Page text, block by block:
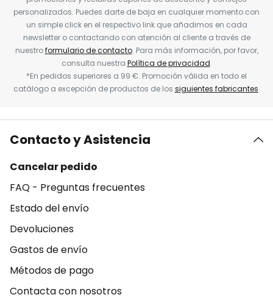
personalizados. Puedes darte de baja en cualquier momento con
un simple click en el respectivo link que añadimos en cada
newsletter o contactando con atención al cliente a través de
nuestroformulario de contacto. Para más información, por favor,
consulta nuestra Política de privacidad.
*En pedidos superiores a 99 €. Promoción válida en todo el
catálogo a excepción de productos de los siguientes fabricantes.
Contacto y Asistencia
Cancelar pedido
FAQ - Preguntas frecuentes
Estado del envío
Devoluciones
Gastos de envío
Métodos de pago
Contacta con nosotros